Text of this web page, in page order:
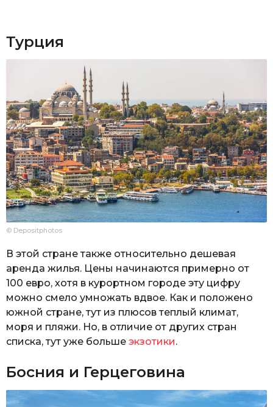
Турция
© Depositphotos
В этой стране также относительно дешевая
аренда жилья. Цены начинаются примерно от
100 евро, хотя в курортном городе эту цифру
можно смело умножать вдвое. Как и положено
южной стране, тут из плюсов теплый климат,
моря и пляжи. Но, в отличие от других стран
списка, тут уже больше экзотики.
Босния и Герцеговина